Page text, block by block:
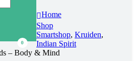
0
Home
Shop
Smartshop, Kruiden,
Indian Spirit
– Body & Mind